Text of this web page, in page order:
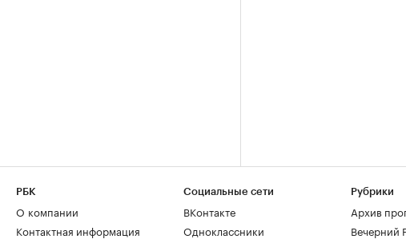
РБК
О компании
Контактная информация
Социальные сети
ВКонтакте
Одноклассники
Рубрики
Архив
Вечерний